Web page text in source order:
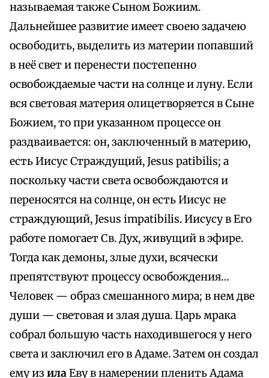
называемая также Сыном Божиим.
Дальнейшее развитие имеет своею задачею
освободить, выделить из материи попавший
в неё свет и перенести постепенно
освобождаемые части на солнце и луну. Если
вся световая материя олицетворяется в Сыне
Божием, то при указанном процессе он
раздваивается: он, заключенный в материю,
есть Иисус Страждущий, Jesus patibilis; а
поскольку части света освобождаются и
переносятся на солнце, он есть Иисус не
страждующий, Jesus impatibilis. Иисусу в Его
работе помогает Св. Дух, живущий в эфире.
Тогда как демоны, злые духи, всячески
препятствуют процессу освобождения…
Человек — образ смешанного мира; в нем две
души — световая и злая душа. Царь мрака
собрал большую часть находившегося у него
света и заключил его в Адаме. Затем он создал
ему из илаЕву в намерении пленить Адама